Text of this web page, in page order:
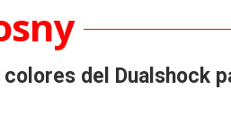
colores del Dualshock